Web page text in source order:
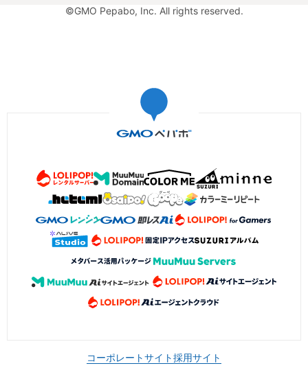
©GMO Pepabo, Inc. All rights reserved.
コーポレートサイト採用サイト